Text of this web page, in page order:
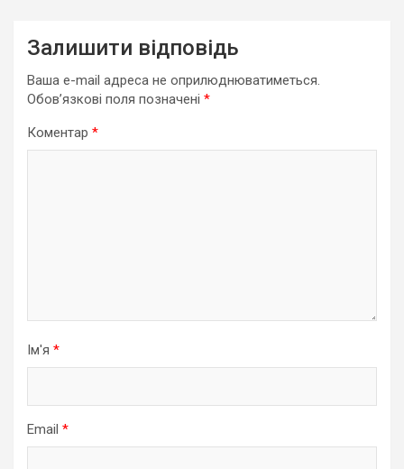
Залишити відповідь
Ваша e-mail адреса не оприлюднюватиметься.
Обов’язкові поля позначені *
Коментар *
Ім'я *
Email *